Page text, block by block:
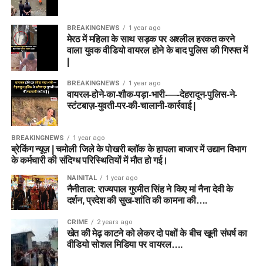
BREAKINGNEWS 1 year ago
मेरठ में महिला के साथ सड़क पर अश्लील हरकत करने
वाला युवक वीडियो वायरल होने के बाद पुलिस की गिरफ्त में
BREAKINGNEWS 1 year ago
वायरल-होने-का-शौक-पड़ा-भारी-—-देहरादून-पुलिस-ने-
स्टंटबाज़-युवती-पर-की-चालानी-कार्रवाई |
BREAKINGNEWS 1 year ago
ब्रेकिंग न्यूज़ | चमोली जिले के पोखरी ब्लॉक के हापला बाजार में उद्यान विभाग
के कर्मचारी की संदिग्ध परिस्थितियों में मौत हो गई।
NAINITAL 1 year ago
नैनीताल: राज्यपाल गुरमीत सिंह ने किए मां नैना देवी के
दर्शन, प्रदेश की सुख-शांति की कामना की….
CRIME 2 years ago
खेत की मेढ़ काटने को लेकर दो पक्षों के बीच खूनी संघर्ष का
वीडियो सोशल मिडिया पर वायरल….